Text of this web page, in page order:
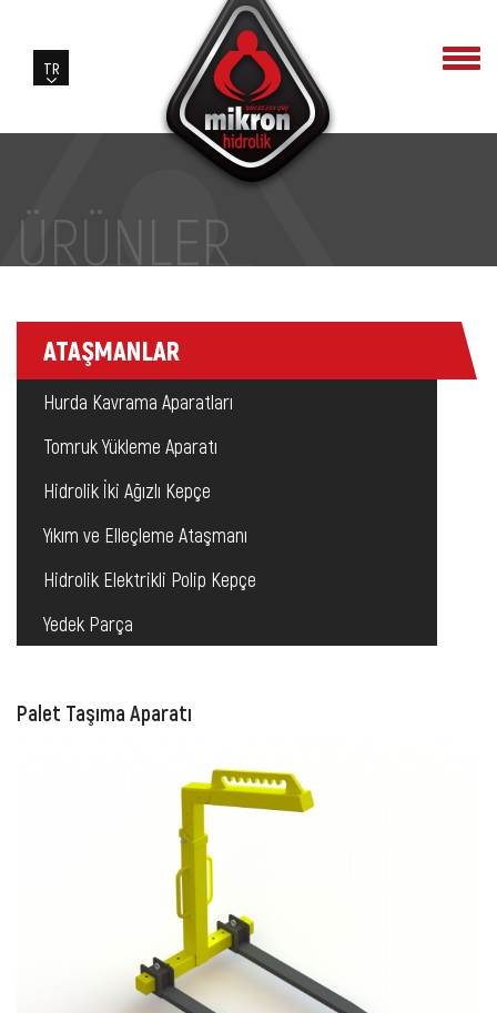
ÜRÜNLER
ATAŞMANLAR
Hurda Kavrama Aparatları
Tomruk Yükleme Aparatı
Hidrolik İki Ağızlı Kepçe
Yıkım ve Elleçleme Ataşmanı
Hidrolik Elektrikli Polip Kepçe
Yedek Parça
Palet Taşıma Aparatı